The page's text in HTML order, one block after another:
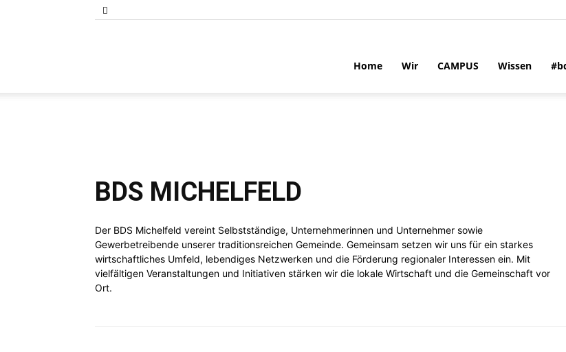
Selbständigen
Baden-
Home Wir CAMPUS Wissen
BDS MICHELFELD
Der BDS Michelfeld vereint Selbstständige, Unternehmerinnen und Unternehmer sowie
Gewerbetreibende unserer traditionsreichen Gemeinde. Gemeinsam setzen wir uns für ein starkes
wirtschaftliches Umfeld, lebendiges Netzwerken und die Förderung regionaler Interessen ein. Mit
vielfältigen Veranstaltungen und Initiativen stärken wir die lokale Wirtschaft und die Gemeinschaft vor
Ort.